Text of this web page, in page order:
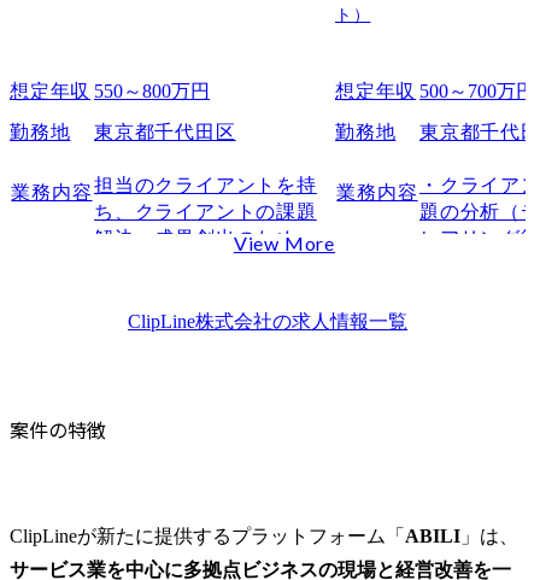
想定年収 550～800万円
勤務地 東京都千代田区
業務内容担当のクライアントを持
ち、クライアントの課題
解決・成果創出のための
題の分析（データ分析や
決に向けたABILIの用途設
提案、伴走支援
View More
ト）
想定年収 500～700万円
勤務地 東京都千代
業務内容 ・クライア
題の分析（
ヒアリング
ClipLine株式会社の求人情報一覧
案件の特徴
ClipLineが新たに提供するプラットフォーム「 ABILI 」は、
サービス業を中心に多拠点ビジネスの現場と経営改善を一